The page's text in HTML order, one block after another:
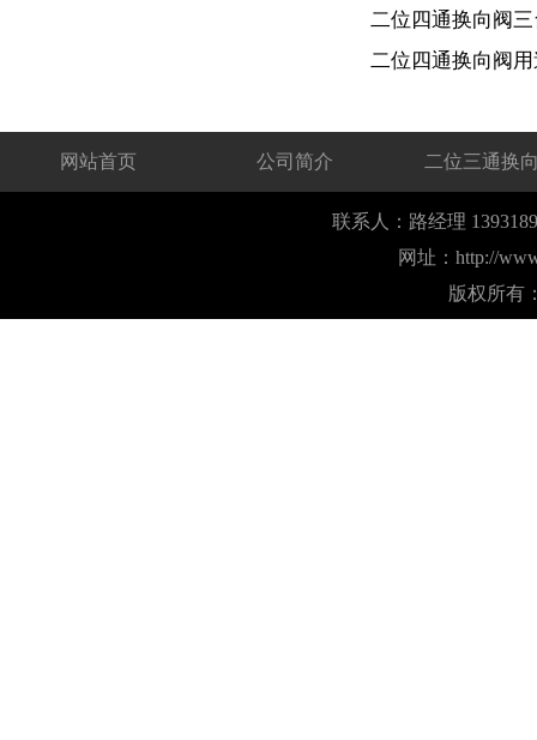
二位四通换向阀
二位四通换向阀
网站首页 公司简介 二位三通换
联系人：路经理
网址： http://
版权所有